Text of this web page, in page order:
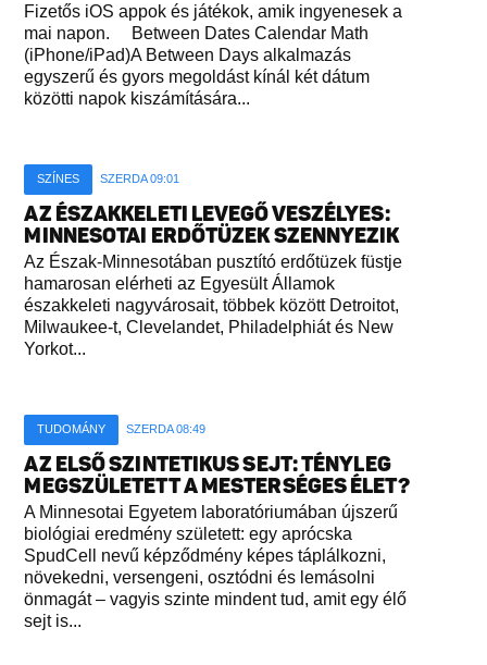
Fizetős iOS appok és játékok, amik ingyenesek a
mai napon. Between Dates Calendar Math
(iPhone/iPad)A Between Days alkalmazás
egyszerű és gyors megoldást kínál két dátum
közötti napok kiszámítására...
SZÍNES SZERDA 09:01
AZ ÉSZAKKELETI LEVEGŐ VESZÉLYES:
MINNESOTAI ERDŐTÜZEK SZENNYEZIK
Az Észak-Minnesotában pusztító erdőtüzek füstje
hamarosan elérheti az Egyesült Államok
északkeleti nagyvárosait, többek között Detroitot,
Milwaukee-t, Clevelandet, Philadelphiát és New
Yorkot...
TUDOMÁNY SZERDA 08:49
AZ ELSŐ SZINTETIKUS SEJT: TÉNYLEG
MEGSZÜLETETT A MESTERSÉGES ÉLET?
A Minnesotai Egyetem laboratóriumában újszerű
biológiai eredmény született: egy aprócska
SpudCell nevű képződmény képes táplálkozni,
növekedni, versengeni, osztódni és lemásolni
önmagát – vagyis szinte mindent tud, amit egy élő
sejt is...